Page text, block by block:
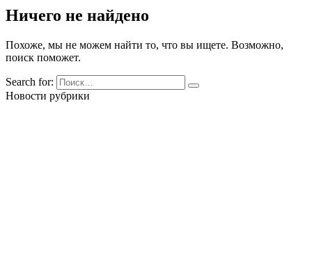
Ничего не найдено
Похоже, мы не можем найти то, что вы ищете. Возможно,
поиск поможет.
Search for:
Новости рубрики